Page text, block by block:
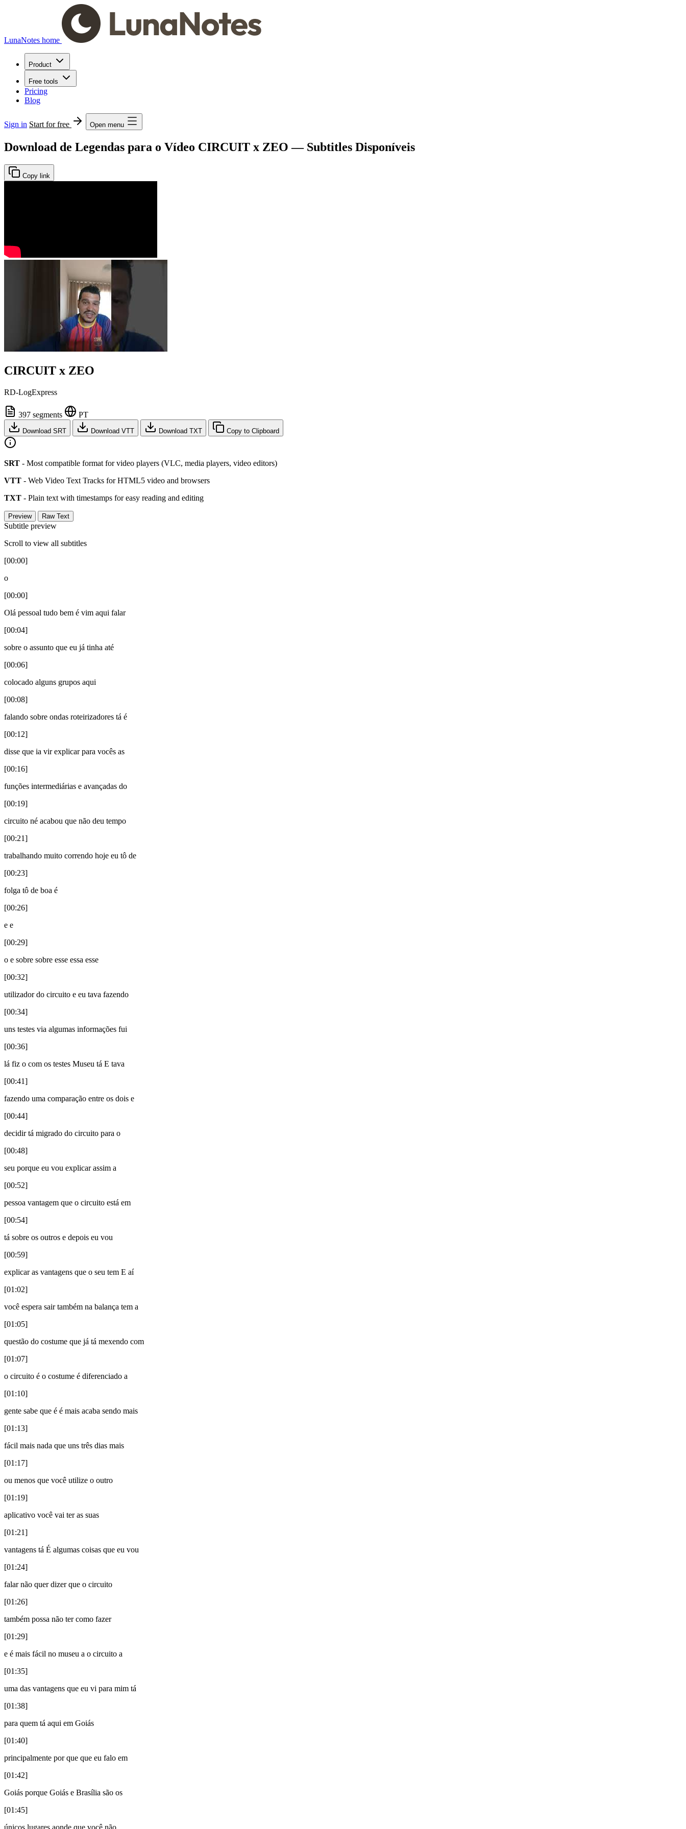
LunaNotes home
Product
Free tools
Pricing
Blog
Sign in Start for free Open menu
Download de Legendas para o Vídeo CIRCUIT x ZEO — Subtitles Disponíveis
Copy link
CIRCUIT x ZEO
RD-LogExpress
397 segments PT
Download SRT Download VTT Download TXT Copy to Clipboard
SRT - Most compatible format for video players (VLC, media players, video editors)
VTT - Web Video Text Tracks for HTML5 video and browsers
TXT - Plain text with timestamps for easy reading and editing
Preview Raw Text
Subtitle preview
Scroll to view all subtitles
[00:00]
o
[00:00]
Olá pessoal tudo bem é vim aqui falar
[00:04]
sobre o assunto que eu já tinha até
[00:06]
colocado alguns grupos aqui
[00:08]
falando sobre ondas roteirizadores tá é
[00:12]
disse que ia vir explicar para vocês as
[00:16]
funções intermediárias e avançadas do
[00:19]
circuito né acabou que não deu tempo
[00:21]
trabalhando muito correndo hoje eu tô de
[00:23]
folga tô de boa é
[00:26]
e e
[00:29]
o e sobre sobre esse essa esse
[00:32]
utilizador do circuito e eu tava fazendo
[00:34]
uns testes via algumas informações fui
[00:36]
lá fiz o com os testes Museu tá E tava
[00:41]
fazendo uma comparação entre os dois e
[00:44]
decidir tá migrado do circuito para o
[00:48]
seu porque eu vou explicar assim a
[00:52]
pessoa vantagem que o circuito está em
[00:54]
tá sobre os outros e depois eu vou
[00:59]
explicar as vantagens que o seu tem E aí
[01:02]
você espera sair também na balança tem a
[01:05]
questão do costume que já tá mexendo com
[01:07]
o circuito é o costume é diferenciado a
[01:10]
gente sabe que é é mais acaba sendo mais
[01:13]
fácil mais nada que uns três dias mais
[01:17]
ou menos que você utilize o outro
[01:19]
aplicativo você vai ter as suas
[01:21]
vantagens tá É algumas coisas que eu vou
[01:24]
falar não quer dizer que o circuito
[01:26]
também possa não ter como fazer
[01:29]
e é mais fácil no museu a o circuito a
[01:35]
uma das vantagens que eu vi para mim tá
[01:38]
para quem tá aqui em Goiás
[01:40]
principalmente por que que eu falo em
[01:42]
Goiás porque Goiás e Brasília são os
[01:45]
únicos lugares aonde que você não